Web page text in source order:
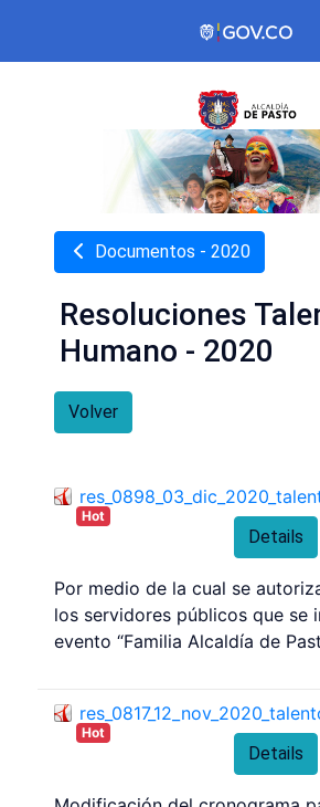
Documentos - 2020
Resoluciones
Humano - 2020
Volver
Hot
Details
Por medio de la cual se
los servidores públicos que se
evento “Familia Alcaldía de
Hot
Details